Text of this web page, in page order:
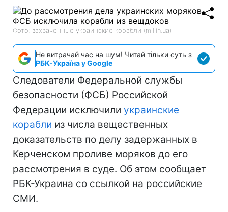
Фото: захваченные украинские корабли (mil.in.ua)
Не витрачай час на шум! Читай тільки суть з
РБК-Україна у Google
Следователи Федеральной службы
безопасности (ФСБ) Российской
Федерации исключили украинские
корабли из числа вещественных
доказательств по делу задержанных в
Керченском проливе моряков до его
рассмотрения в суде. Об этом сообщает
РБК-Украина со ссылкой на российские
СМИ.